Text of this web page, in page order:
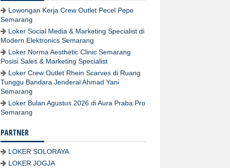
Lowongan Kerja Crew Outlet Pecel Pepe
Semarang
Loker Social Media & Marketing Specialist di
Modern Elektronics Semarang
Loker Norma Aesthetic Clinic Semarang
Posisi Sales & Marketing Specialist
Loker Crew Outlet Rhein Scarves di Ruang
Tunggu Bandara Jenderal Ahmad Yani
Semarang
Loker Bulan Agustus 2026 di Aura Praba Pro
Semarang
PARTNER
LOKER SOLORAYA
LOKER JOGJA